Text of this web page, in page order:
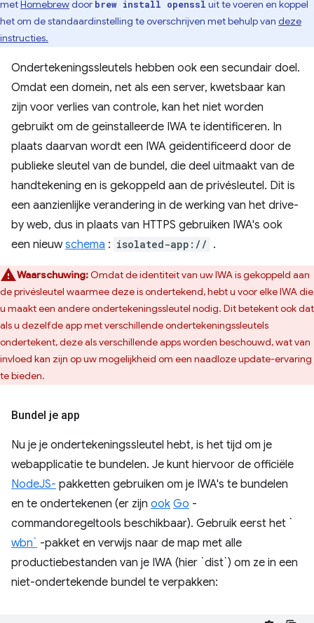
metHomebrewdoor brew install openssl uit te voeren en koppel
het om de standaardinstelling te overschrijven met behulp van deze
instructies.
Ondertekeningssleutels hebben ook een secundair doel.
Omdat een domein, net als een server, kwetsbaar kan
zijn voor verlies van controle, kan het niet worden
gebruikt om de geïnstalleerde IWA te identificeren. In
plaats daarvan wordt een IWA geïdentificeerd door de
publieke sleutel van de bundel, die deel uitmaakt van de
handtekening en is gekoppeld aan de privésleutel. Dit is
een aanzienlijke verandering in de werking van het drive-
by web, dus in plaats van HTTPS gebruiken IWA's ook
een nieuwschema : isolated-app:// .
Waarschuwing:Omdat de identiteit van uw IWA is gekoppeld aan
de privésleutel waarmee deze is ondertekend, hebt u voor elke IWA die
u maakt een andere ondertekeningssleutel nodig. Dit betekent ook dat
als u dezelfde app met verschillende ondertekeningssleutels
ondertekent, deze als verschillende apps worden beschouwd, wat van
invloed kan zijn op uw mogelijkheid om een ​​naadloze update-ervaring
te bieden.
Bundel je app
Nu je je ondertekeningssleutel hebt, is het tijd om je
webapplicatie te bundelen. Je kunt hiervoor de officiële
NodeJS- pakketten gebruiken om je IWA's te bundelen
en te ondertekenen (er zijn ook Go -
commandoregeltools beschikbaar). Gebruik eerst het `
wbn` -pakket en verwijs naar de map met alle
productiebestanden van je IWA (hier `dist`) om ze in een
niet-ondertekende bundel te verpakken: